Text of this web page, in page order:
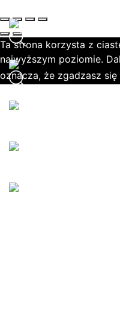
Ta strona korzysta z
najwyższym poziomie.
oznacza, że zgadzasz się